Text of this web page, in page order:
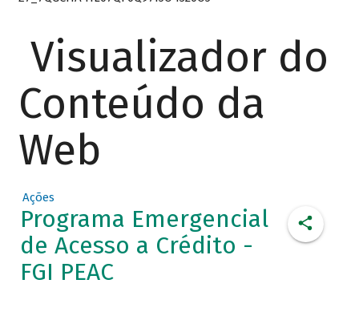
Visualizador do
Conteúdo da
Web
Ações
Programa Emergencial
de Acesso a Crédito -
FGI PEAC